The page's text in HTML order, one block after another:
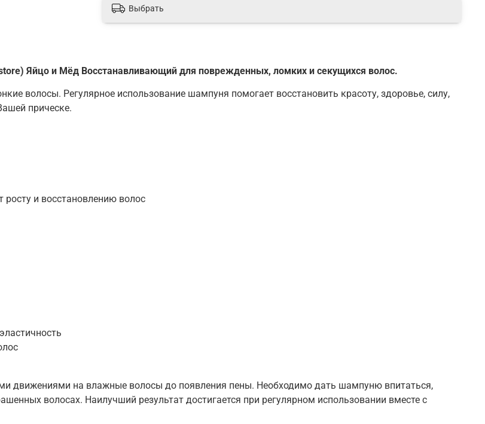
Выбрать
Яйцо и Мёд Восстанавливающий для поврежденных, ломких и секущихся волос.
волосы. Регулярное использование шампуня помогает восстановить красоту, здоровье, силу,
прическе.
и восстановлению волос
движениями на влажные волосы до появления пены. Необходимо дать шампуню впитаться,
волосах. Наилучший результат достигается при регулярном использовании вместе с